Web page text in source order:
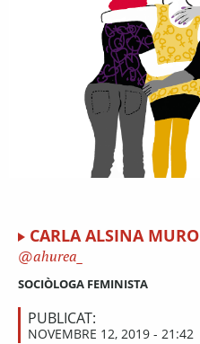
CARLA ALSINA MURO
ahurea_
SOCIÒLOGA FEMINISTA
PUBLICAT:
NOVEMBRE 12, 2019 - 21:42